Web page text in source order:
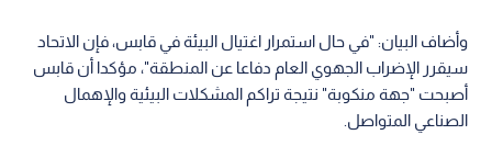
وأضاف البيان: "في حال استمرار اغتيال البيئة في قابس، فإن الاتحاد
سيقرر الإضراب الجهوي العام دفاعا عن المنطقة"، مؤكدا أن قابس
أصبحت "جهة منكوبة" نتيجة تراكم المشكلات البيئية والإهمال
الصناعي المتواصل.